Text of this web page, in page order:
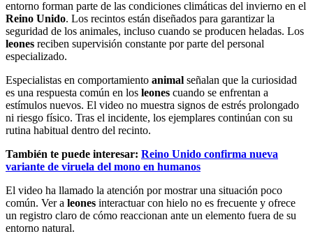
entorno forman parte de las condiciones climáticas del invierno en el
Reino Unido. Los recintos están diseñados para garantizar la
seguridad de los animales, incluso cuando se producen heladas. Los
leones reciben supervisión constante por parte del personal
especializado.
Especialistas en comportamiento animal señalan que la curiosidad
es una respuesta común en los leones cuando se enfrentan a
estímulos nuevos. El video no muestra signos de estrés prolongado
ni riesgo físico. Tras el incidente, los ejemplares continúan con su
rutina habitual dentro del recinto.
También te puede interesar: Reino Unido confirma nueva
variante de viruela del mono en humanos
El video ha llamado la atención por mostrar una situación poco
común. Ver a leones interactuar con hielo no es frecuente y ofrece
un registro claro de cómo reaccionan ante un elemento fuera de su
entorno natural.